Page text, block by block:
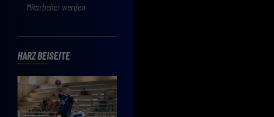
Mitarbeiter werden
HARZ BEISEITE